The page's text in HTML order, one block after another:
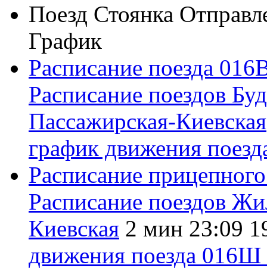
Поезд Стоянка
График
Расписание поезда
Расписание поездов
Пассажирская-Киевская
график движения
Расписание
Расписание поездов
Киевская 2 мин 23:09
движения поезда 016Ш